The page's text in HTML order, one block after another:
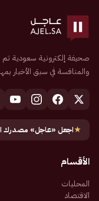
والمنافسة في سبق الأخبار
★اجعل «عاجل» مصدرك
الأقسام
المحليات
الاقتصاد